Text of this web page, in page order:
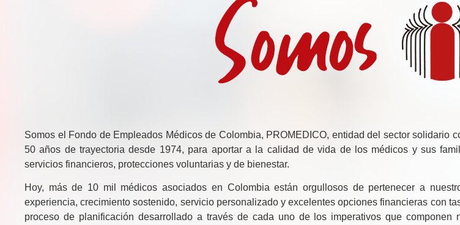
Somos el Fondo de Empleados Médicos de Colombia, PROMEDICO, entidad del sector solidario
50 años de trayectoria desde 1974, para aportar a la calidad de vida de los médicos y sus
servicios financieros, protecciones voluntarias y de bienestar.
Hoy, más de 10 mil médicos asociados en Colombia están orgullosos de pertenecer a
experiencia, crecimiento sostenido, servicio personalizado y excelentes opciones financieras con
proceso de planificación desarrollado a través de cada uno de los imperativos que componen